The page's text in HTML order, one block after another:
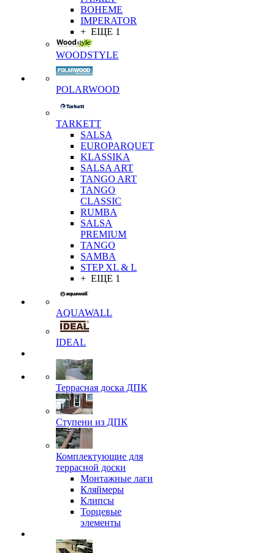
BOHEME
IMPERATOR
+ ЕЩЕ 1
WOODSTYLE
POLARWOOD
TARKETT
SALSA
EUROPARQUET
KLASSIKA
SALSA ART
TANGO ART
TANGO
CLASSIC
RUMBA
SALSA
PREMIUM
TANGO
SAMBA
STEP XL & L
+ ЕЩЕ 1
AQUAWALL
IDEAL
Террасная доска ДПК
Ступени из ДПК
Комплектующие для
террасной доски
Монтажные лаги
Кляймеры
Клипсы
Торцевые
элементы